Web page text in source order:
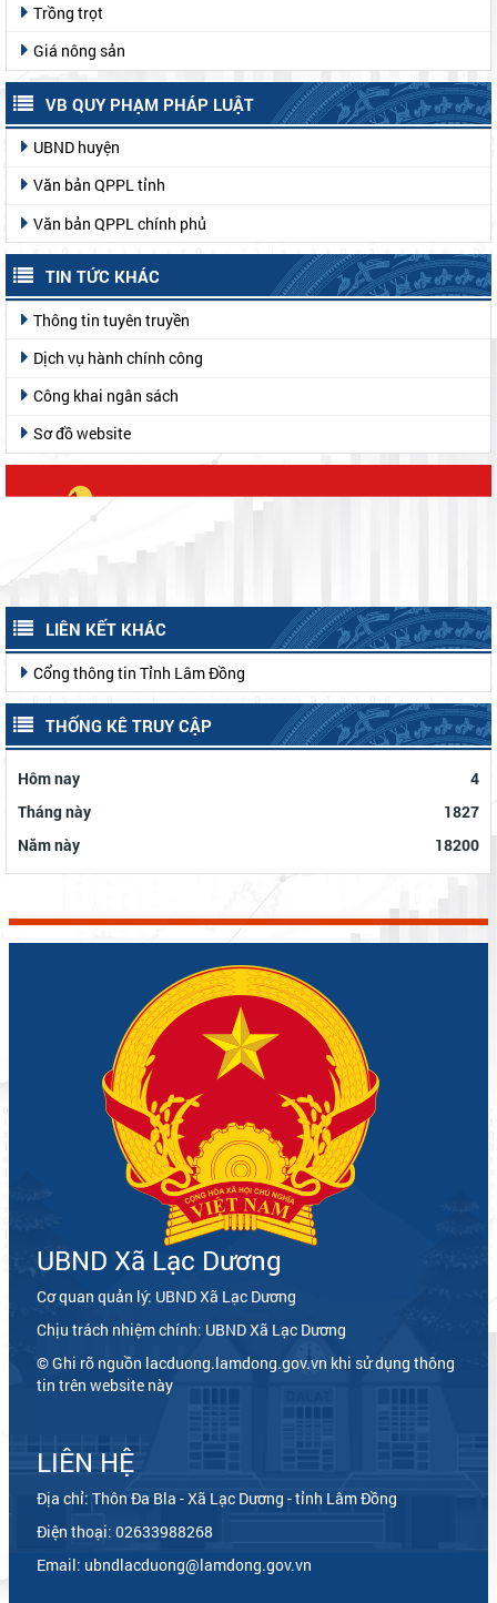
Trồng trọt
Giá nông sản
VB QUY PHẠM PHÁP LUẬT
UBND huyện
Văn bản QPPL tỉnh
Văn bản QPPL chính phủ
TIN TỨC KHÁC
Thông tin tuyên truyền
Dịch vụ hành chính công
Công khai ngân sách
Sơ đồ website
LIÊN KẾT KHÁC
Cổng thông tin Tỉnh Lâm Đồng
THỐNG KÊ TRUY CẬP
Hôm nay
4
Tháng này
1827
Năm này
18200
UBND Xã Lạc Dương
Cơ quan quản lý: UBND Xã Lạc Dương
Chịu trách nhiệm chính: UBND Xã Lạc Dương
© Ghi rõ nguồn lacduong.lamdong.gov.vn khi sử dụng thông
tin trên website này
LIÊN HỆ
Địa chỉ: Thôn Đa Bla - Xã Lạc Dương - tỉnh Lâm Đồng
Điện thoại: 02633988268
Email: ubndlacduong@lamdong.gov.vn